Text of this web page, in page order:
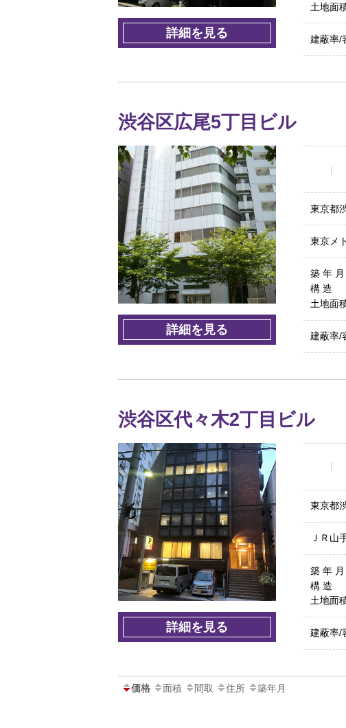
詳細を見る
土地面
建蔽率/
渋谷区広尾5丁目ビル
詳細を見る
東京都
東京メ
築 年 月
構 造
土地面
建蔽率/
渋谷区代々木2丁目ビル
詳細を見る
東京都
ＪＲ山
築 年 月
構 造
土地面
建蔽率/
価格 面積 間取 住所 築年月